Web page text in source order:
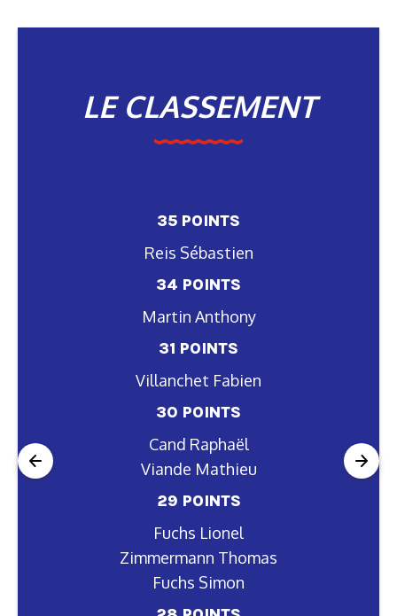
LE CLASSEMENT
35 POINTS
Reis Sébastien
34 POINTS
Martin Anthony
31 POINTS
Villanchet Fabien
30 POINTS
Cand Raphaël
Viande Mathieu
29 POINTS
Fuchs Lionel
Zimmermann Thomas
Fuchs Simon
35 POINTS
Reis Sébastien
34 POINTS
Martin Anthony
31 POINTS
Villanchet Fabien
30 POINTS
Cand Raphaël
Viande Mathieu
29 POINTS
Fuchs Lionel
Zimmermann Thomas
Fuchs Simon